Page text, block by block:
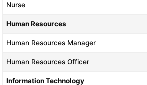
Nurse
Human Resources
Human Resources Manager
Human Resources Officer
Information Technology